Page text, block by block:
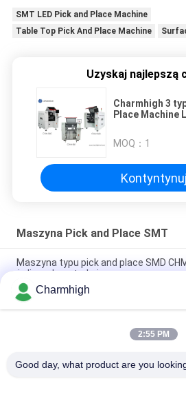
SMT LED Pick and Place Machine
Table Top Pick And Place Machine
Uzyskaj najlepszą
Charmhigh 3
Place Machine
MOQ： 1
Kontyntynuj
Maszyna Pick and Place SMT
Maszyna typu pick and place SMD
żeliwną konstrukcją
Wąska konstrukcja wysokiej precyzji
and Place Machine 6 głowy wsparcie
Charmhigh TM08 PCBA Produkcja
Charmhigh
2:55 PM
Good day, what product are you